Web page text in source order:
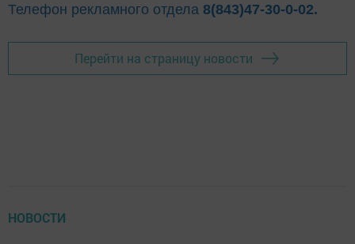
Телефон рекламного отдела 8(843)47-30-0-02.
Перейти на страницу новости
НОВОСТИ